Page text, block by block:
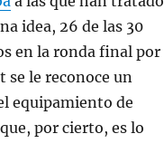
idea, 26 de las 30
en la ronda final por
se le reconoce un
equipamiento de
por cierto, es lo